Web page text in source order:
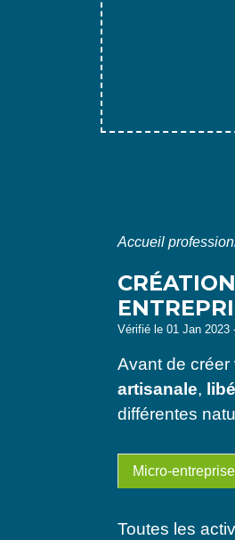
Accueil
Vérifié le 01 Jan 2023
Avant de
artisanale,
différentes
Micro-entreprise
Toutes les